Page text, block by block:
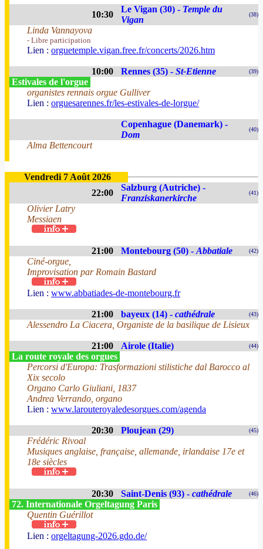
10:30
Le Vigan (30) - Temple du
Vigan
(38)
Linda Vannayova
- Libre participation
Lien : orguetemple.vigan.free.fr/concerts/2026.htm
10:00 Rennes (35) - St-Etienne (39)
Estivales de l'orgue
organistes rennais orgue Gulliver
Lien : orguesarennes.fr/les-estivales-de-lorgue/
Copenhague (Danemark) -
Dom
(40)
Alma Bettencourt
Vendredi 7 Août 2026
22:00
Salzburg (Autriche) -
Franziskanerkirche
(41)
Olivier Latry
Messiaen
21:00 Montebourg (50) - Abbatiale (42)
Ciné-orgue,
Improvisation par Romain Bastard
Lien : www.abbatiades-de-montebourg.fr
21:00 bayeux (14) - cathédrale (43)
Alessendro La Ciacera, Organiste de la basilique de Lisieux
21:00 Airole (Italie) (44)
La route royale des orgues
Percorsi d'Europa: Trasformazioni stilistiche dal Barocco al
Xix secolo
Organo Carlo Giuliani, 1837
Andrea Verrando, organo
Lien : www.larouteroyaledesorgues.com/agenda
20:30 Ploujean (29) (45)
Frédéric Rivoal
Musiques anglaise, française, allemande, irlandaise 17e et
18e siècles
20:30 Saint-Denis (93) - cathédrale (46)
72. Internationale Orgeltagung Paris
Quentin Guérillot
Lien : orgeltagung-2026.gdo.de/